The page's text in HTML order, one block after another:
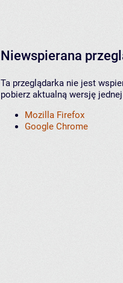
Niewspierana
Ta przeglądarka nie jest
pobierz aktualną wersję
Mozilla Firefox
Google Chrome